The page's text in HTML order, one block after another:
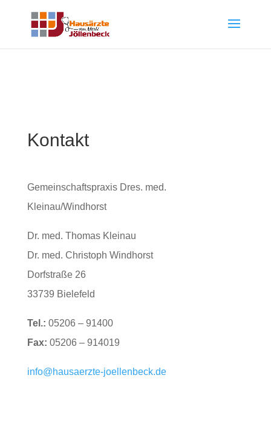
Kontakt
Gemeinschaftspraxis Dres. med.
Kleinau/Windhorst
Dr. med. Thomas Kleinau
Dr. med. Christoph Windhorst
Dorfstraße 26
33739 Bielefeld
Tel.: 05206 – 91400
Fax: 05206 – 914019
info@hausaerzte-joellenbeck.de